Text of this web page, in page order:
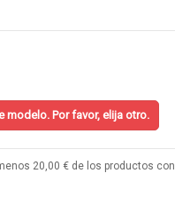
modelo. Por favor, elija otro.
20,00 € de los productos